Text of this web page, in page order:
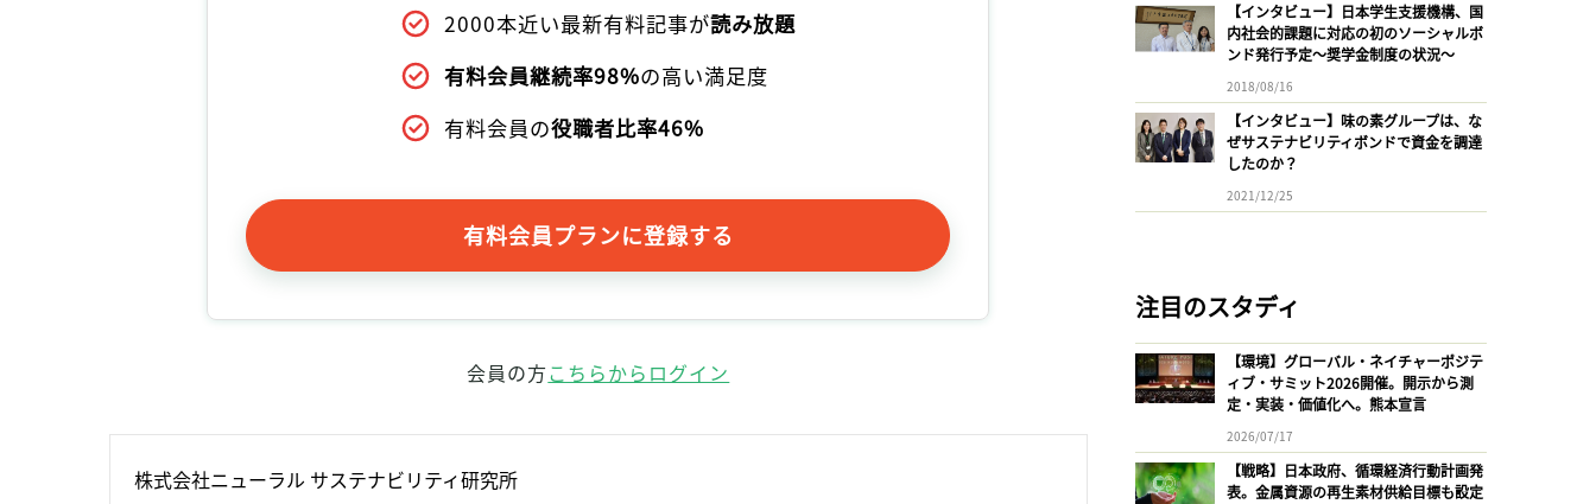
2000本近い最新有料記事が読み放題
有料会員継続率98%の高い満足度
有料会員の役職者比率46%
有料会員プランに登録する
会員の方こちらからログイン
株式会社ニューラル サステナビリティ研究所
【インタビュー】日本学生支援機構、国
内社会的課題に対応の初のソーシャルボ
ンド発行予定〜奨学金制度の状況〜
2018/08/16
【インタビュー】味の素グループは、な
ぜサステナビリティボンドで資金を調達
したのか？
2021/12/25
注目のスタディ
【環境】グローバル・ネイチャーポジテ
ィブ・サミット2026開催。開示から測
定・実装・価値化へ。熊本宣言
2026/07/17
【戦略】日本政府、循環経済行動計画発
表。金属資源の再生素材供給目標も設定